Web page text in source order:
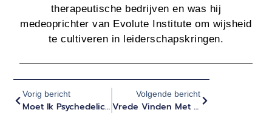
therapeutische bedrijven en was hij
medeoprichter van Evolute Institute om wijsheid
te cultiveren in leiderschapskringen.
Vorig bericht
Moet Ik Psychedelica Alleen Nemen, Met Een Tripsitter, Therapeut Of In Een Retraite?
Volgende bericht
Vrede Vinden Met Mijn Angst Om Niet Goed Genoeg Te Zijn - Evolute Psilocybine Reisverslagen - Leon